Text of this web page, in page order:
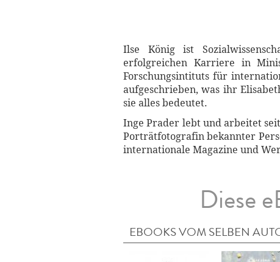
Ilse König ist
erfolgreichen Karriere in
Forschungsintituts für
aufgeschrieben, was ihr
sie alles bedeutet.
Inge Prader lebt und arbeitet
Porträtfotografin bekannter
internationale Magazine und
Diese
EBOOKS VOM SELBEN